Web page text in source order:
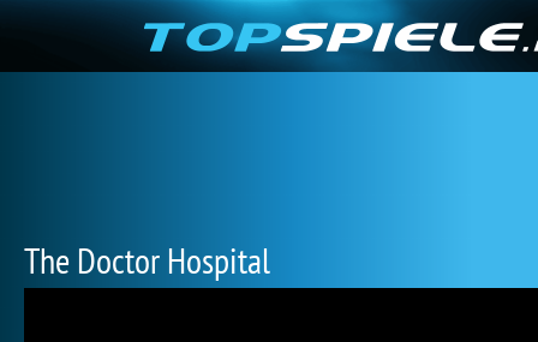
The Doctor Hospital